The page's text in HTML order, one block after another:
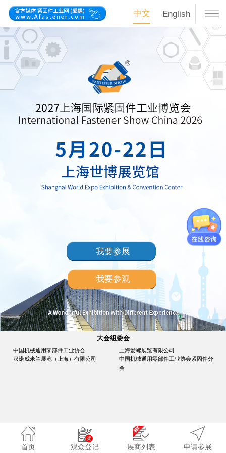
中文 English
我要参展
我要参观
大会组委会
中国机械通用零部件工业协会
上海爱螺展览有限公司
汉诺威米兰展览（上海）有限公司
中国机械通用零部件工业协会紧固件分
会
首页 观众登记 展商列表 申请参展